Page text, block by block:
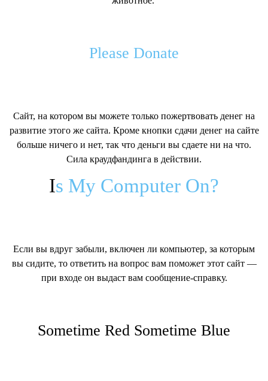
Please Donate
Сайт, на котором вы можете только пожертвовать денег на
развитие этого же сайта. Кроме кнопки сдачи денег на сайте
больше ничего и нет, так что деньги вы сдаете ни на что.
Сила краудфандинга в действии.
Is My Computer On?
Если вы вдруг забыли, включен ли компьютер, за которым
вы сидите, то ответить на вопрос вам поможет этот сайт —
при входе он выдаст вам сообщение-справку.
Sometime Red Sometime Blue